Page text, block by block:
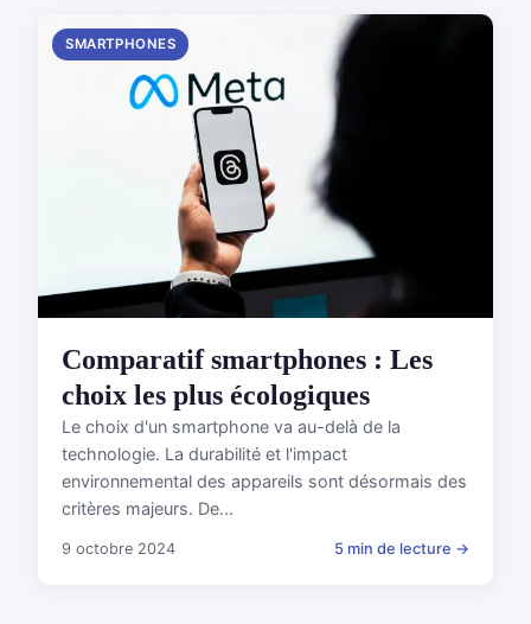
SMARTPHONES
Comparatif smartphones : Les
choix les plus écologiques
Le choix d'un smartphone va au-delà de la
technologie. La durabilité et l'impact
environnemental des appareils sont désormais des
critères majeurs. De...
9 octobre 2024 5 min de lecture →